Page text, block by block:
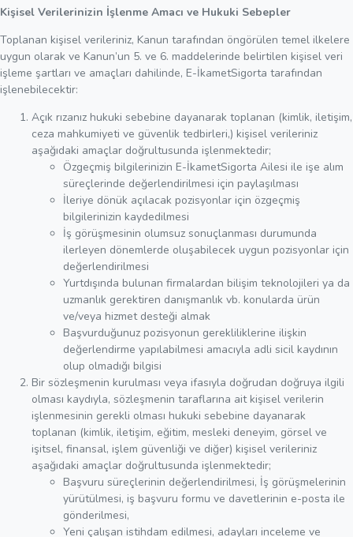
Kişisel Verilerinizin İşlenme Amacı ve Hukuki Sebepler
Toplanan kişisel verileriniz, Kanun tarafından öngörülen temel ilkelere
uygun olarak ve Kanun’un 5. ve 6. maddelerinde belirtilen kişisel veri
işleme şartları ve amaçları dahilinde, E-İkametSigorta tarafından
işlenebilecektir:
Açık rızanız hukuki sebebine dayanarak toplanan (kimlik, iletişim,
ceza mahkumiyeti ve güvenlik tedbirleri,) kişisel verileriniz
aşağıdaki amaçlar doğrultusunda işlenmektedir;
Özgeçmiş bilgilerinizin E-İkametSigorta Ailesi ile işe alım
süreçlerinde değerlendirilmesi için paylaşılması
İleriye dönük açılacak pozisyonlar için özgeçmiş
bilgilerinizin kaydedilmesi
İş görüşmesinin olumsuz sonuçlanması durumunda
ilerleyen dönemlerde oluşabilecek uygun pozisyonlar için
değerlendirilmesi
Yurtdışında bulunan firmalardan bilişim teknolojileri ya da
uzmanlık gerektiren danışmanlık vb. konularda ürün
ve/veya hizmet desteği almak
Başvurduğunuz pozisyonun gerekliliklerine ilişkin
değerlendirme yapılabilmesi amacıyla adli sicil kaydının
olup olmadığı bilgisi
Bir sözleşmenin kurulması veya ifasıyla doğrudan doğruya ilgili
olması kaydıyla, sözleşmenin taraflarına ait kişisel verilerin
işlenmesinin gerekli olması hukuki sebebine dayanarak
toplanan (kimlik, iletişim, eğitim, mesleki deneyim, görsel ve
işitsel, finansal, işlem güvenliği ve diğer) kişisel verileriniz
aşağıdaki amaçlar doğrultusunda işlenmektedir;
Başvuru süreçlerinin değerlendirilmesi, İş görüşmelerinin
yürütülmesi, iş başvuru formu ve davetlerinin e-posta ile
gönderilmesi,
Yeni çalışan istihdam edilmesi, adayları inceleme ve